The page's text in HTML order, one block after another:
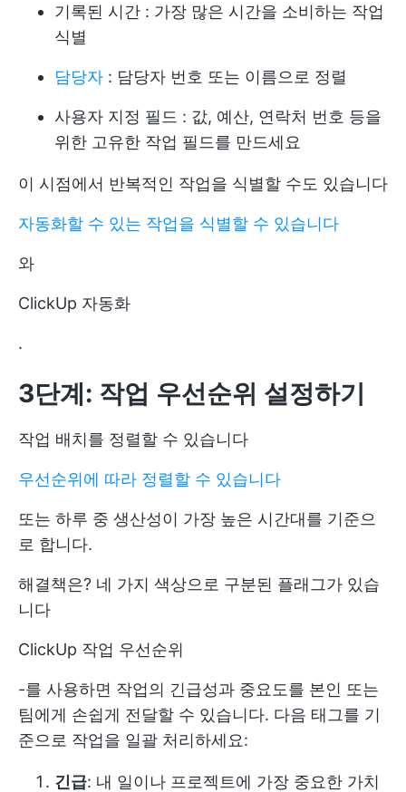
기록된 시간 : 가장 많은 시간을 소비하는 작업
식별
담당자 : 담당자 번호 또는 이름으로 정렬
사용자 지정 필드 : 값, 예산, 연락처 번호 등을
위한 고유한 작업 필드를 만드세요
이 시점에서 반복적인 작업을 식별할 수도 있습니다
자동화할 수 있는 작업을 식별할 수 있습니다
와
ClickUp 자동화
.
3단계: 작업 우선순위 설정하기
작업 배치를 정렬할 수 있습니다
우선순위에 따라 정렬할 수 있습니다
또는 하루 중 생산성이 가장 높은 시간대를 기준으
로 합니다.
해결책은? 네 가지 색상으로 구분된 플래그가 있습
니다
ClickUp 작업 우선순위
-를 사용하면 작업의 긴급성과 중요도를 본인 또는
팀에게 손쉽게 전달할 수 있습니다. 다음 태그를 기
준으로 작업을 일괄 처리하세요:
긴급: 내 일이나 프로젝트에 가장 중요한 가치